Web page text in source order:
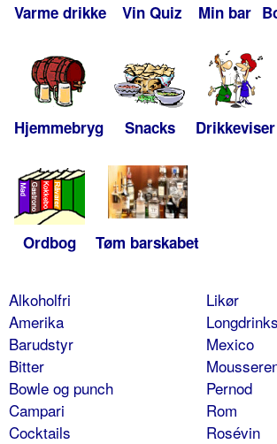
Varme drikke Vin Quiz Min bar
Hjemmebryg Snacks Drikkeviser
Ordbog Tøm barskabet
Alkoholfri
Amerika
Barudstyr
Bitter
Bowle og punch
Campari
Cocktails
Likør
Longdrinks
Mexico
Pernod
Rom
Rosévin